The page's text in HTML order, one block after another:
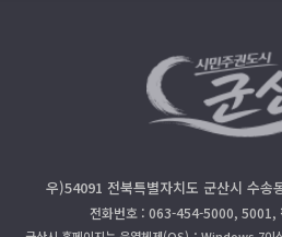
우)54091 전북특별자치도 군산시 수송
전화번호 : 063-454-5000, 5001,